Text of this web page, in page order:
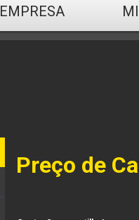
EMPRESA
Preço de